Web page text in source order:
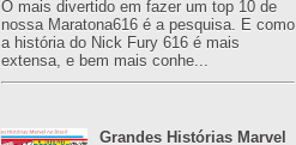
O mais divertido em fazer um top 10 de
nossa Maratona616 é a pesquisa. E como
a história do Nick Fury 616 é mais
extensa, e bem mais conhe...
Grandes Histórias Marvel